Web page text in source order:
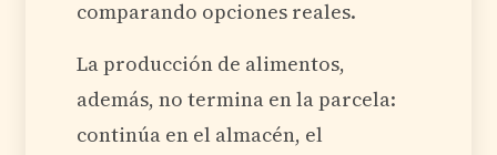
comparando opciones reales.
La producción de alimentos,
además, no termina en la parcela:
continúa en el almacén, el